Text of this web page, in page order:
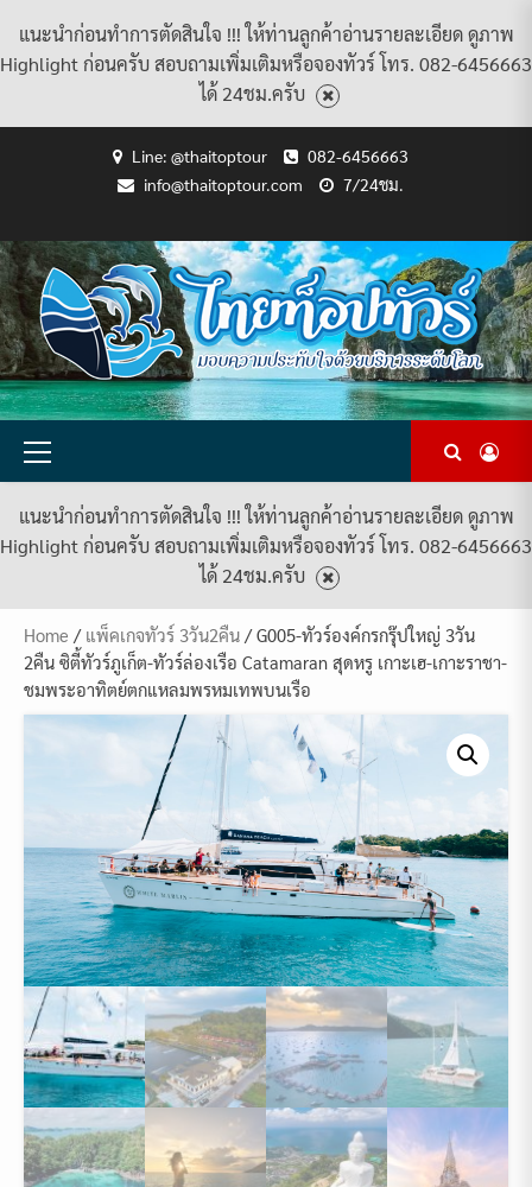
แนะนำก่อนทำการตัดสินใจ !!! ให้ท่านลูกค้าอ่านรายละเอียด ดูภาพ
Highlight ก่อนครับ สอบถามเพิ่มเติมหรือจองทัวร์ โทร. 082-6456663
ได้ 24ชม.ครับ
Line: @thaitoptour
082-6456663
info@thaitoptour.com
7/24ชม.
USACCOUNT
POLICY
AND
CONDITIONS
แพ็คเกจ
ทัวร์
ทั้งหมด
ต้อนรับ
สู่
ไทย
ท็อป
ทัวร์
กับ
เรา
ทัวร์
ทั้งหมด
Primary
แนะนำก่อนทำการตัดสินใจ !!! ให้ท่านลูกค้าอ่านรายละเอียด ดูภาพ
Highlight ก่อนครับ สอบถามเพิ่มเติมหรือจองทัวร์ โทร. 082-6456663
ได้ 24ชม.ครับ
Home / แพ็คเกจทัวร์ 3วัน2คืน / G005-ทัวร์องค์กรกรุ๊ปใหญ่ 3วัน
2คืน ซิตี้ทัวร์ภูเก็ต-ทัวร์ล่องเรือ Catamaran สุดหรู เกาะเฮ-เกาะราชา-
ชมพระอาทิตย์ตกแหลมพรหมเทพบนเรือ